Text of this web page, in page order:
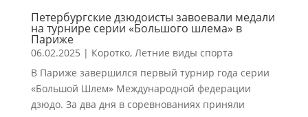
Петербургские дзюдоисты завоевали медали
на турнире серии «Большого шлема» в
Париже
06.02.2025 | Коротко, Летние виды спорта
В Париже завершился первый турнир года серии
«Большой Шлем» Международной федерации
дзюдо. За два дня в соревнованиях приняли